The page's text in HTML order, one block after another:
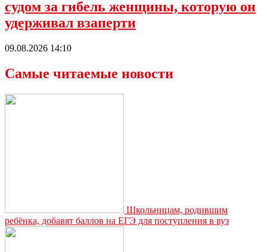
судом за гибель женщины, которую он
удерживал взаперти
09.08.2026 14:10
Самые читаемые новости
Школьницам, родившим
ребёнка, добавят баллов на ЕГЭ для поступления в вуз